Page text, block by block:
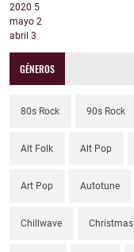
2020 5
mayo 2
abril 3
GÉNEROS
80s Rock 90s Rock
Alt Folk Alt Pop
Art Pop Autotune
Chillwave Christmas